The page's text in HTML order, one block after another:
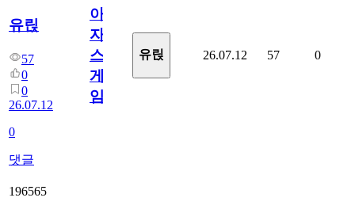
유릱
57
0
0
26.07.12
0
댓글
아
자
스
게
임?
유릱 26.07.12 57 0
196565